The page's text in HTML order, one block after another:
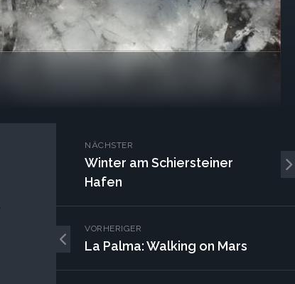
NÄCHSTER
Winter am Schiersteiner
Hafen
VORHERIGER
La Palma: Walking on Mars